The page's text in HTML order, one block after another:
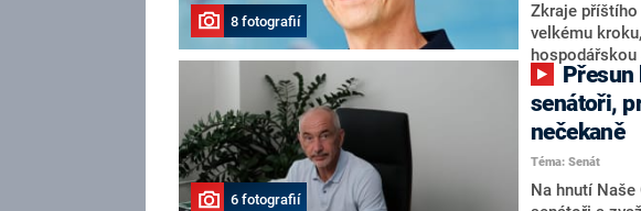
8 fotografií
Zkraje
velkému
hospodářskou
stárnutí
nový
senátních
aktivitu
komentátoři
úmorná práce
6 fotografií
senátoři,
nečekaně
Téma: Senát
Na hnutí